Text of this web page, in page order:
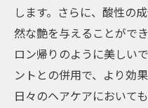
します。さらに、酸性の
然な艶を与えることがで
ロン帰りのように美しい
ントとの併用で、より効
日々のヘアケアにおいて